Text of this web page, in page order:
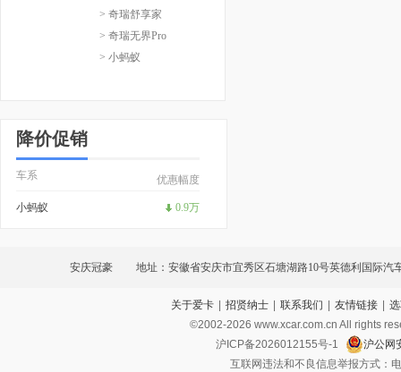
> 奇瑞舒享家
> 奇瑞无界Pro
> 小蚂蚁
降价促销
车系 优惠幅度
小蚂蚁 0.9万
安庆冠豪 地址：安徽省安庆市宜秀区石塘湖路10号英德利国际汽
关于爱卡 | 招贤纳士 | 联系我们 | 友情链接 |
©2002-2026 www.xcar.com.cn All rights
沪ICP备2026012155号-1
沪公网
互联网违法和不良信息举报方式：